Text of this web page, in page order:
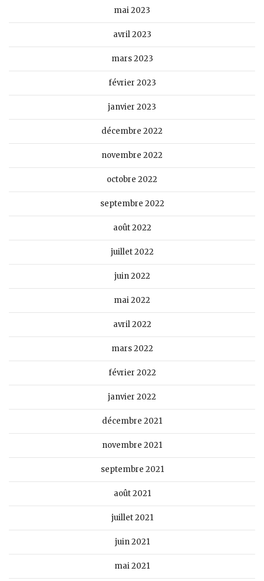
mai 2023
avril 2023
mars 2023
février 2023
janvier 2023
décembre 2022
novembre 2022
octobre 2022
septembre 2022
août 2022
juillet 2022
juin 2022
mai 2022
avril 2022
mars 2022
février 2022
janvier 2022
décembre 2021
novembre 2021
septembre 2021
août 2021
juillet 2021
juin 2021
mai 2021